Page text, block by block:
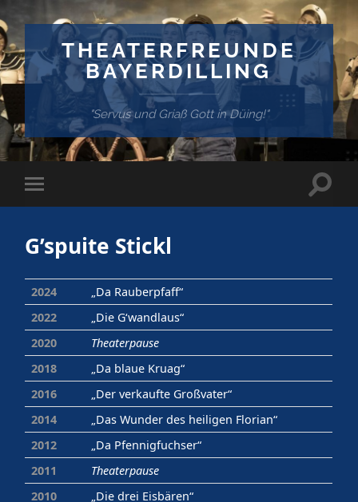
THEATERFREUNDE
BAYERDILLING
"Servus und Griaß Gott in Düing!"
Mobile-
Menü ein-/
G’spuite Stickl
2024
„Da Rauberpfaff“
2022
„Die G‘wandlaus“
2020
Theaterpause
2018
„Da blaue Kruag“
2016
„Der verkaufte Großvater“
2014
„Das Wunder des heiligen Florian“
2012
„Da Pfennigfuchser“
2011
Theaterpause
2010
„Die drei Eisbären“